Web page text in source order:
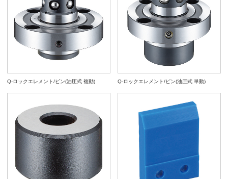
Q-ロックエレメント/ピン(油圧式 複動) Q-ロックエレメント/ピン(油圧式 単動)